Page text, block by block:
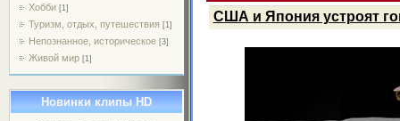
Хобби [1]
Туризм, отдых, путешествия [1]
Непознанное, историческое [3]
Живой мир [1]
Новинки клипы HD
США и Япония устроят